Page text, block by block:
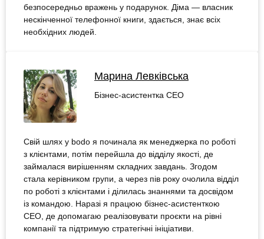
безпосередньо вражень у подарунок. Діма — власник
нескінченної телефонної книги, здається, знає всіх
необхідних людей.
Марина Левківська
Бізнес-асистентка СЕО
Свій шлях у bodo я починала як менеджерка по роботі
з клієнтами, потім перейшла до відділу якості, де
займалася вирішенням складних завдань. Згодом
стала керівником групи, а через пів року очолила відділ
по роботі з клієнтами і ділилась знаннями та досвідом
із командою. Наразі я працюю бізнес-асистенткою
СЕО, де допомагаю реалізовувати проєкти на рівні
компанії та підтримую стратегічні ініціативи.